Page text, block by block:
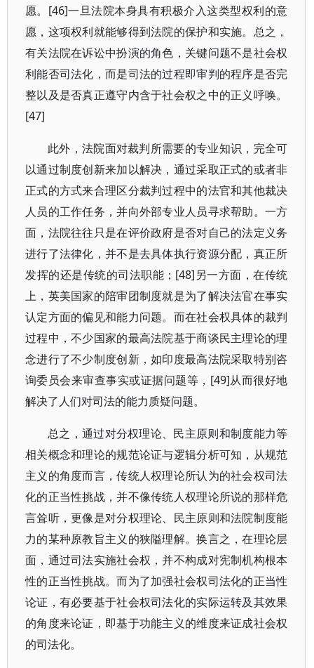
愿。[46]一旦法院本身具有积极介入这类型权利的意
愿，这项权利就能够得到法院的保护和实施。总之，
有关法院在诉讼中扮演的角色，关键问题不是社会权
利能否司法化，而是司法的过程即审判的程序是否完
整以及是否真正遵守内含于社会权之中的正义呼唤。
[47]
此外，法院面对裁判所需要的专业知识，完全可
以通过制度创新来加以解决，通过采取正式的或者非
正式的方式来合理区分裁判过程中的法官和其他裁决
人员的工作任务，并向外部专业人员寻求帮助。一方
面，法院往往只是在评价政府是否对自己的法定义务
进行了法律化，并不是去具体执行资源分配，真正所
发挥的还是传统的司法职能；[48]另一方面，在传统
上，英美国家的陪审团制度就是为了解决法官在事实
认定方面的偏见和能力问题。而在社会权具体的裁判
过程中，不少国家的最高法院基于商谈民主理论的理
念进行了不少制度创新，如印度最高法院采取特别咨
询委员会来审查事实或证据问题等，[49]从而很好地
解决了人们对司法的能力质疑问题。
总之，通过对分权理论、民主原则和制度能力等
相关概念和理论的规范论证与逻辑分析可知，从规范
主义的角度而言，传统人权理论所认为的社会权司法
化的正当性挑战，并不像传统人权理论所说的那样危
言耸听，更像是对分权理论、民主原则和法院制度能
力的某种原教旨主义的狭隘理解。换言之，在理论层
面，通过司法实施社会权，并不构成对宪制机构根本
性的正当性挑战。而为了加强社会权司法化的正当性
论证，有必要基于社会权司法化的实际运转及其效果
的角度来论证，即基于功能主义的维度来证成社会权
的司法化。